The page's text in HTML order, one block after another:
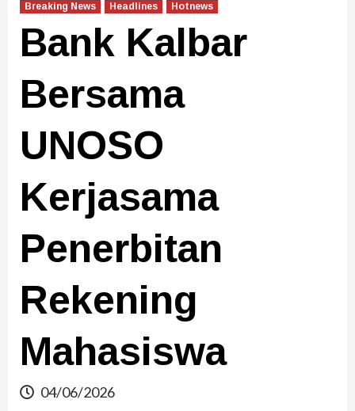
Breaking News Headlines Hotnews
Bank Kalbar
Bersama
UNOSO
Kerjasama
Penerbitan
Rekening
Mahasiswa
04/06/2026